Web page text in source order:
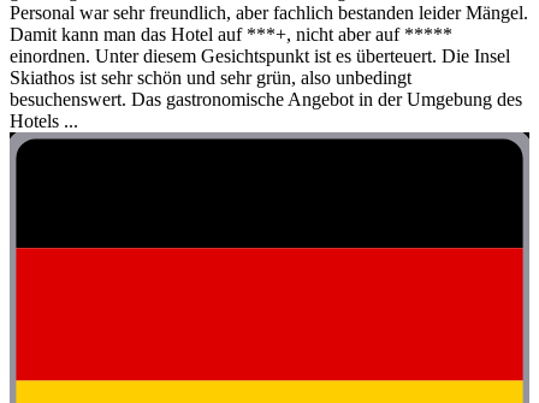
Personal war sehr freundlich, aber fachlich bestanden leider Mängel.
Damit kann man das Hotel auf ***+, nicht aber auf *****
einordnen. Unter diesem Gesichtspunkt ist es überteuert. Die Insel
Skiathos ist sehr schön und sehr grün, also unbedingt
besuchenswert. Das gastronomische Angebot in der Umgebung des
Hotels ...